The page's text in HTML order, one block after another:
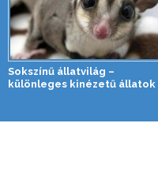
Sokszínű állatvilág –
különleges kinézetű állatok